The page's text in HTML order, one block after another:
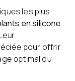
les plus
en silicone
pour offrir
optimal du